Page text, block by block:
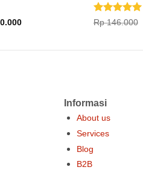
Dinilai5
dari 5
Rp146.000
Informasi
About us
Services
Blog
B2B